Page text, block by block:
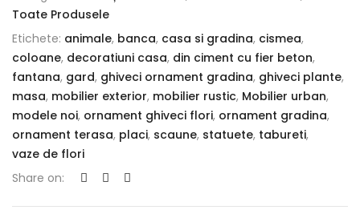
cod012
Toate Produsele
Etichete: animale, banca, casa si gradina, cismea,
coloane, decoratiuni casa, din ciment cu fier beton,
fantana, gard, ghiveci ornament gradina, ghiveci plante,
masa, mobilier exterior, mobilier rustic, Mobilier urban,
modele noi, ornament ghiveci flori, ornament gradina,
ornament terasa, placi, scaune, statuete, tabureti,
vaze de flori
Share on: